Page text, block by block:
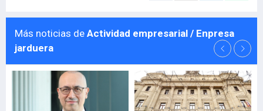
Más noticias de Actividad empresarial / Enpresa
jarduera